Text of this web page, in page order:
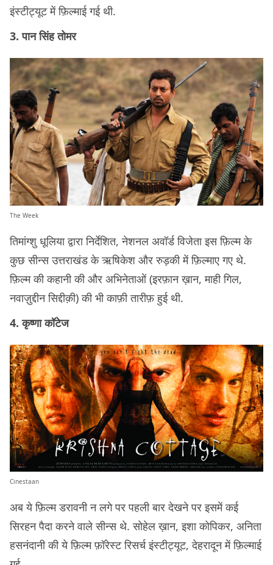
इंस्टीट्यूट में फ़िल्माई गई थी.
3. पान सिंह तोमर
The Week
तिमांग्शु धूलिया द्वारा निर्देशित, नेशनल अवॉर्ड विजेता इस फ़िल्म के
कुछ सीन्स उत्तराखंड के ऋषिकेश और रुड़की में फ़िल्माए गए थे.
फ़िल्म की कहानी की और अभिनेताओं (इरफ़ान ख़ान, माही गिल,
नवाज़ुद्दीन सिद्दीक़ी) की भी काफ़ी तारीफ़ हुई थी.
4. कृष्णा कॉटेज
Cinestaan
अब ये फ़िल्म डरावनी न लगे पर पहली बार देखने पर इसमें कई
सिरहन पैदा करने वाले सीन्स थे. सोहेल ख़ान, इशा कोपिकर, अनिता
हसनंदानी की ये फ़िल्म फ़ॉरेस्ट रिसर्च इंस्टीट्यूट, देहरादून में फ़िल्माई